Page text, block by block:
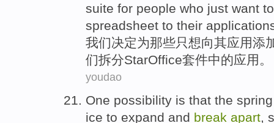
suite for people who just want to
spreadsheet to their
我们决定为那些只想向其应用添
们拆分StarOffice套件中的应用。
youdao
One possibility is that the spring
ice to expand and break apart,